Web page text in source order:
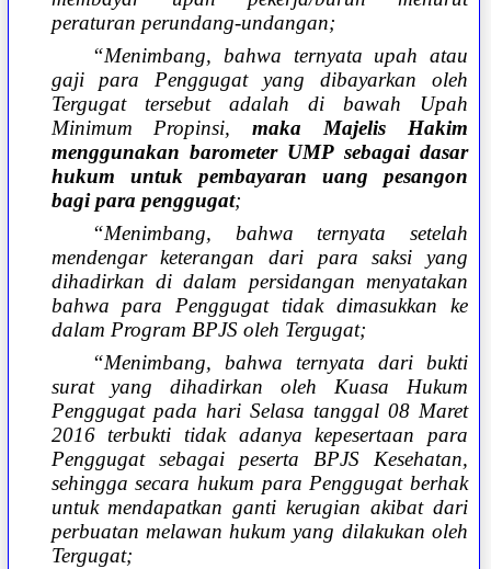
peraturan perundang-undangan;
“Menimbang, bahwa ternyata upah atau
gaji para Penggugat yang dibayarkan oleh
Tergugat tersebut adalah di bawah Upah
Minimum Propinsi,maka Majelis Hakim
menggunakan barometer UMP sebagai dasar
hukum untuk pembayaran uang pesangon
bagi para penggugat;
“Menimbang, bahwa ternyata setelah
mendengar keterangan dari para saksi yang
dihadirkan di dalam persidangan menyatakan
bahwa para Penggugat tidak dimasukkan ke
dalam Program BPJS oleh Tergugat;
“Menimbang, bahwa ternyata dari bukti
surat yang dihadirkan oleh Kuasa Hukum
Penggugat pada hari Selasa tanggal 08 Maret
2016 terbukti tidak adanya kepesertaan para
Penggugat sebagai peserta BPJS Kesehatan,
sehingga secara hukum para Penggugat berhak
untuk mendapatkan ganti kerugian akibat dari
perbuatan melawan hukum yang dilakukan oleh
Tergugat;